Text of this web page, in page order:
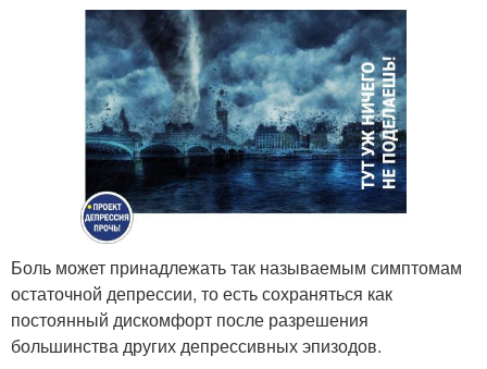
Боль может принадлежать так называемым симптомам
остаточной депрессии, то есть сохраняться как
постоянный дискомфорт после разрешения
большинства других депрессивных эпизодов.